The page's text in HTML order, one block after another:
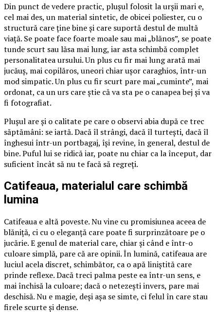
Din punct de vedere practic, plușul folosit la urșii mari e,
cel mai des, un material sintetic, de obicei poliester, cu o
structură care ține bine și care suportă destul de multă
viață. Se poate face foarte moale sau mai „blănos”, se poate
tunde scurt sau lăsa mai lung, iar asta schimbă complet
personalitatea ursului. Un plus cu fir mai lung arată mai
jucăuș, mai copilăros, uneori chiar ușor caraghios, într-un
mod simpatic. Un plus cu fir scurt pare mai „cuminte”, mai
ordonat, ca un urs care știe că va sta pe o canapea bej și va
fi fotografiat.
Plușul are și o calitate pe care o observi abia după ce trec
săptămâni: se iartă. Dacă îl strângi, dacă îl turtești, dacă îl
înghesui într-un portbagaj, își revine, în general, destul de
bine. Puful lui se ridică iar, poate nu chiar ca la început, dar
suficient încât să nu te facă să regreți.
Catifeaua, materialul care schimbă
lumina
Catifeaua e altă poveste. Nu vine cu promisiunea aceea de
blăniță, ci cu o eleganță care poate fi surprinzătoare pe o
jucărie. E genul de material care, chiar și când e într-o
culoare simplă, pare că are opinii. În lumină, catifeaua are
luciul acela discret, schimbător, ca o apă liniștită care
prinde reflexe. Dacă treci palma peste ea într-un sens, e
mai închisă la culoare; dacă o netezești invers, pare mai
deschisă. Nu e magie, deși așa se simte, ci felul în care stau
firele scurte și dense.